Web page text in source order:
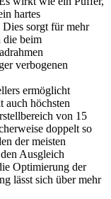
hartes
Dies sorgt für mehr
die beim
verbogenen
ermöglicht
auch höchsten
von 15
doppelt so
der meisten
Ausgleich
Optimierung der
lässt sich über mehr